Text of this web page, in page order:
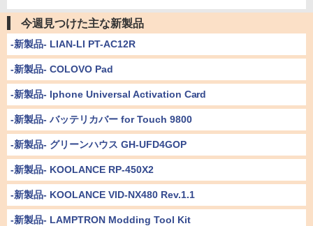
今週見つけた主な新製品
-新製品- LIAN-LI PT-AC12R
-新製品- COLOVO Pad
-新製品- Iphone Universal Activation Card
-新製品- バッテリカバー for Touch 9800
-新製品- グリーンハウス GH-UFD4GOP
-新製品- KOOLANCE RP-450X2
-新製品- KOOLANCE VID-NX480 Rev.1.1
-新製品- LAMPTRON Modding Tool Kit